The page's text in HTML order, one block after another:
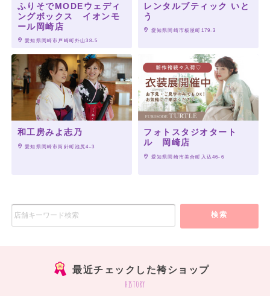
ふりそでMODEウェディ
ングボックス イオンモ
ール岡崎店
愛知県岡崎市戸崎町外山38-5
レンタルブティック いと
う
愛知県岡崎市板屋町179-3
和工房みよ志乃
愛知県岡崎市筒針町池尻4-3
フォトスタジオタート
ル 岡崎店
愛知県岡崎市美合町入込46-6
検索
最近チェックした袴ショップ
history